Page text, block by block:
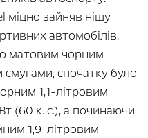
міцно зайняв нішу
автомобілів.
матовим чорним
спочатку було
1,1-літровим
(60 к. с.), а починаючи
1,9-літровим